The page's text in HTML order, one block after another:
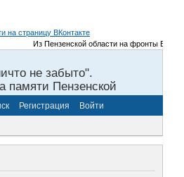
Из Пензенской области на фронты
не забыто".
памяти Пензенской
Регистрация Войти